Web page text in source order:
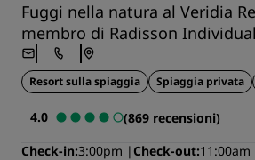
Fuggi nella natura al Veridia
membro di Radisson
Resort sulla spiaggia Spiaggia privata
4.0
(869 recensioni)
Check-in 3:00pm Check-out 11:00am